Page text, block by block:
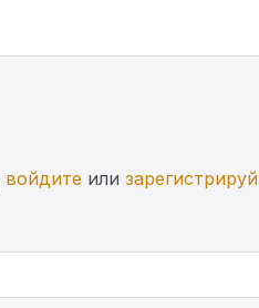
войдите или